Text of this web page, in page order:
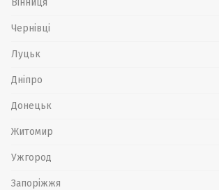
Чернівці
Луцьк
Дніпро
Донецьк
Житомир
Ужгород
Запоріжжя